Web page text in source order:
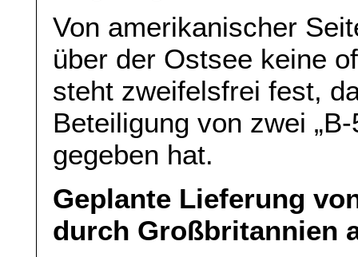
Von amerikanischer
über der Ostsee keine
steht zweifelsfrei fest,
Beteiligung von zwei
gegeben hat.
Geplante Lieferung
durch Großbritannien